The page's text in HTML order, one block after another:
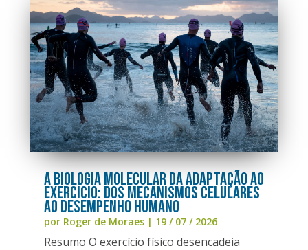
A Biologia Molecular da Adaptação ao
Exercício: Dos Mecanismos Celulares
ao Desempenho Humano
por Roger de Moraes| 19 / 07 / 2026
Resumo O exercício físico desencadeia